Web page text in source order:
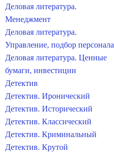
Деловая литература.
Менеджмент
Деловая литература.
Управление, подбор персонала
Деловая литература. Ценные
бумаги, инвестиции
Детектив
Детектив. Иронический
Детектив. Исторический
Детектив. Классический
Детектив. Криминальный
Детектив. Крутой